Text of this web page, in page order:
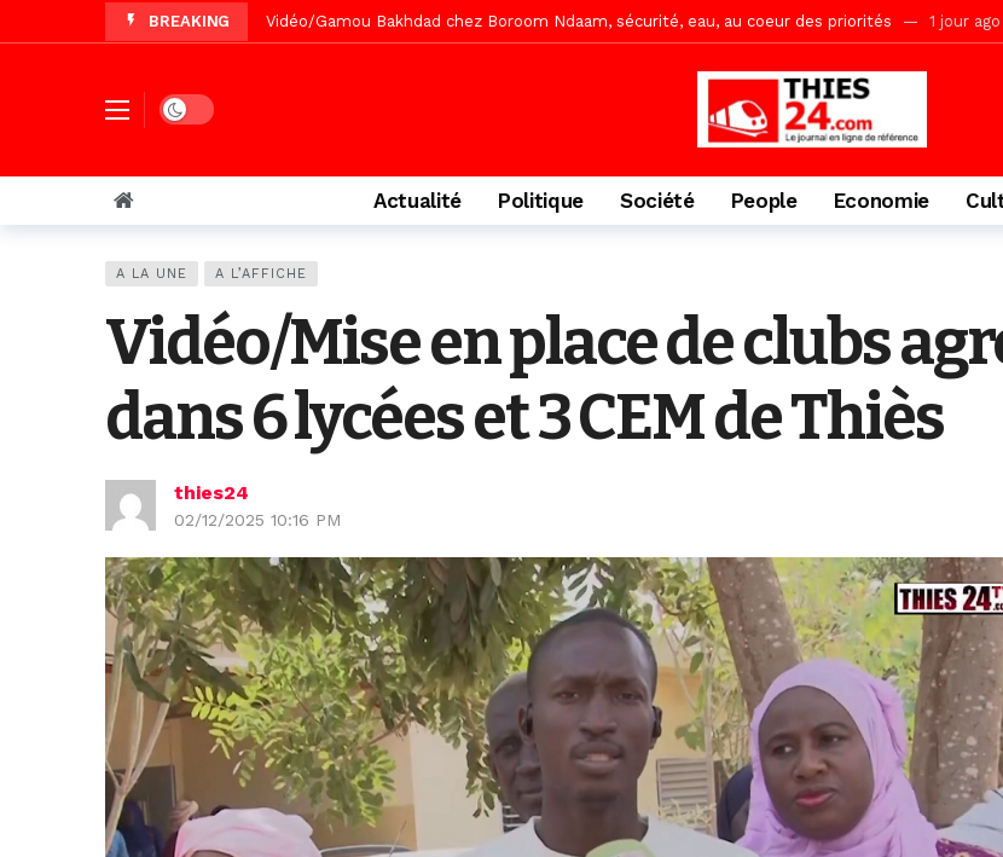
BREAKING Vidéo/Magal Serigne Abdoulaye Yakhine, le Comité d’organisation dévoile ses priorités 1 jour
Tivaouane/L’hôpital Seydi El Hadji Malick Sy reçoit ses premiers malades lundi 10 Août
Vidéo/Une première, lancement de vacances agricoles au Lycée Malick Sy de Thiès
Dark mode
Actualité Politique Société People Economie
A LA UNE A L’AFFICHE
Vidéo/Mise en place de clubs
dans 6 lycées et 3 CEM de Thiès
thies24
02/12/2025 10:16 PM